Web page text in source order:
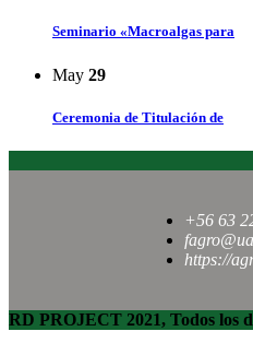
Seminario «Macroalgas para
May 29
Ceremonia de Titulación de
+56 63
https://
RD PROJECT 2021, Todos los